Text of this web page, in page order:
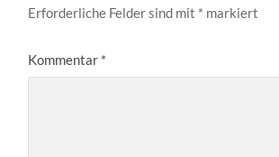
Erforderliche Felder sind mit * markiert
Kommentar *